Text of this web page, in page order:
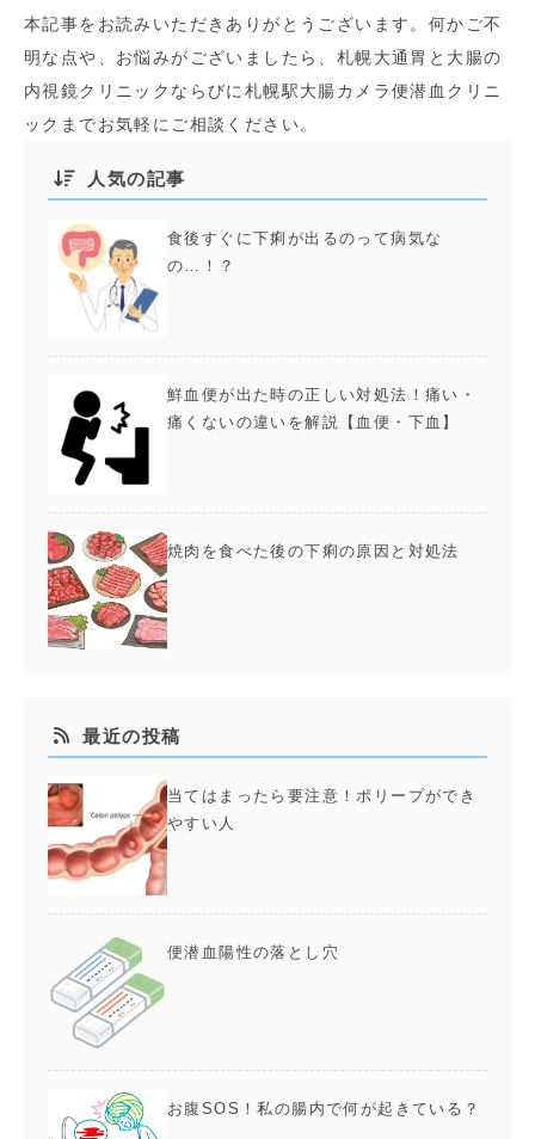
本記事をお読みいただきありがとうございます。何かご不
明な点や、お悩みがございましたら、札幌大通胃と大腸の
内視鏡クリニックならびに札幌駅大腸カメラ便潜血クリニ
ックまでお気軽にご相談ください。
人気の記事
食後すぐに下痢が出るのって病気な
の…！？
鮮血便が出た時の正しい対処法！痛い・
痛くないの違いを解説【血便・下血】
焼肉を食べた後の下痢の原因と対処法
最近の投稿
当てはまったら要注意！ポリープができ
やすい人
便潜血陽性の落とし穴
お腹SOS！私の腸内で何が起きている？